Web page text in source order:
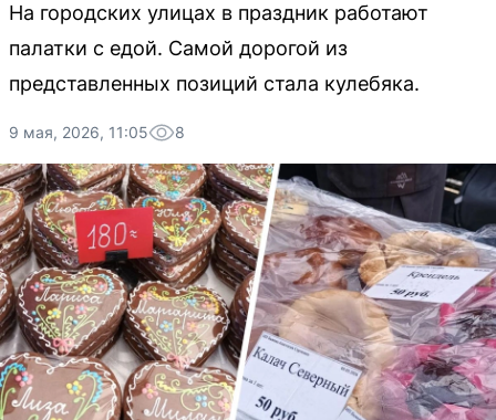
На городских улицах в праздник работают
палатки с едой. Самой дорогой из
представленных позиций стала кулебяка.
9 мая, 2026, 11:05 8